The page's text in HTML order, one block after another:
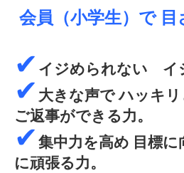
会員（小学生）で 目
✔ イジめられない イ
✔ 大きな声で ハッキ
ご返事ができる力。
✔集中力を高め 目標
に頑張る力。